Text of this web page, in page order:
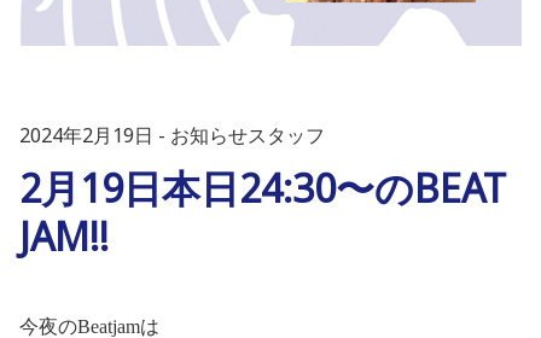
2024年2月19日 お知らせスタッフ
2月19日本日24:30〜のBEAT
JAM!!
今夜のBeatjamは